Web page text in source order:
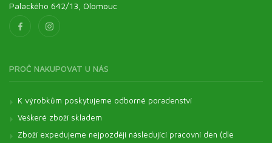
Palackého 642/13, Olomouc
PROČ NAKUPOVAT U NÁS
K výrobkům poskytujeme odborné poradenství
Veškeré zboží skladem
Zboží expedujeme nejpozději následující pracovní den (dle